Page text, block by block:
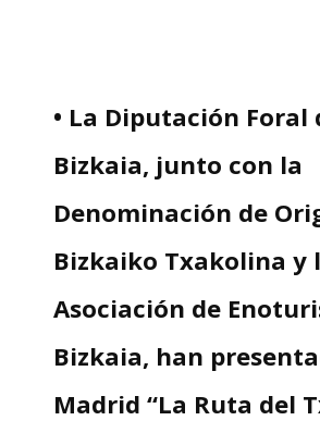
• La Diputación Foral
Bizkaia, junto con la
Denominación de
Bizkaiko Txakolina y
Asociación de
Bizkaia, han
Madrid “La Ruta del